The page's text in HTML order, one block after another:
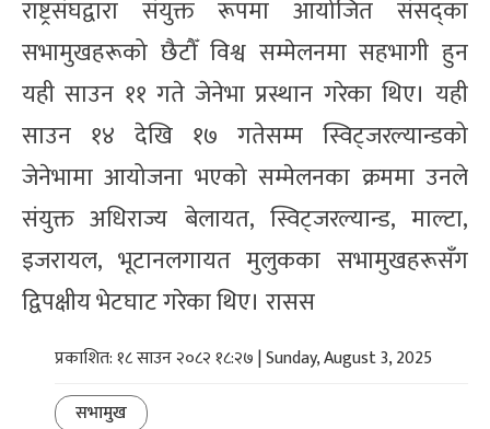
राष्ट्रसंघद्वारा संयुक्त रूपमा आयोजित संसद्का
सभामुखहरूको छैटौँ विश्व सम्मेलनमा सहभागी हुन
यही साउन ११ गते जेनेभा प्रस्थान गरेका थिए। यही
साउन १४ देखि १७ गतेसम्म स्विट्जरल्यान्डको
जेनेभामा आयोजना भएको सम्मेलनका क्रममा उनले
संयुक्त अधिराज्य बेलायत, स्विट्जरल्यान्ड, माल्टा,
इजरायल, भूटानलगायत मुलुकका सभामुखहरूसँग
द्विपक्षीय भेटघाट गरेका थिए। रासस
प्रकाशित: १८ साउन २०८२ १८:२७ | Sunday, August 3, 2025
सभामुख